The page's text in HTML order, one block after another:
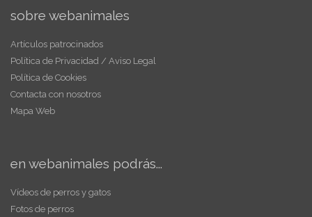
sobre webanimales
Artículos patrocinados
Política de Privacidad / Aviso Legal
Política de Cookies
Contacta con nosotros
Mapa Web
en webanimales podrás...
Vídeos de perros y gatos
Fotos de perros